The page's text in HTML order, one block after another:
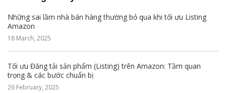
Những sai lầm nhà bán hàng thường bỏ qua khi tối ưu Listing
Amazon
18 March, 2025
Tối ưu Đăng tải sản phẩm (Listing) trên Amazon: Tầm quan
trọng & các bước chuẩn bị
26 February, 2025